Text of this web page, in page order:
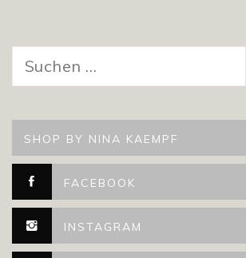
nach:
SHOP BY NINA KAEMPF
FACEBOOK
INSTAGRAM